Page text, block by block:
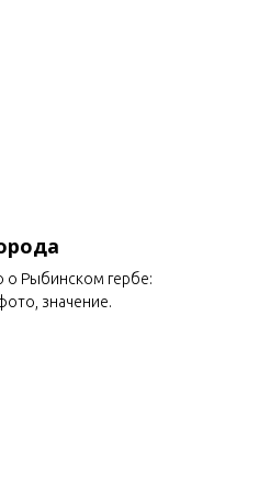
о Рыбинском гербе:
значение.